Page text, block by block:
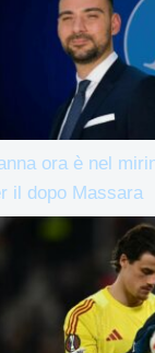
ora è nel
il dopo Massara